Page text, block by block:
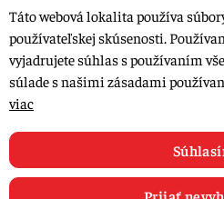
Kontakt
© 2015-2026, LIANA GOLIAŠ s.r.o.
Upraviť nastavenia Cookies
Táto webová lokalita používa
používateľskej skúsenosti.
vyjadrujete súhlas s používaním
súlade s našimi zásadami
viac